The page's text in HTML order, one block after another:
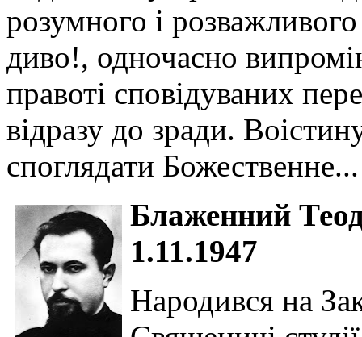
розумного і
диво!, одночасно
правоті сповідуваних
відразу до зради.
споглядати Божественне...
Блаженний
1.11.1947
Народився на